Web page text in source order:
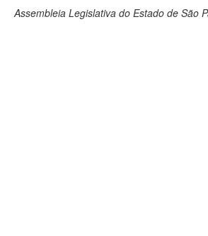
Assembleia Legislativa do Estado de São